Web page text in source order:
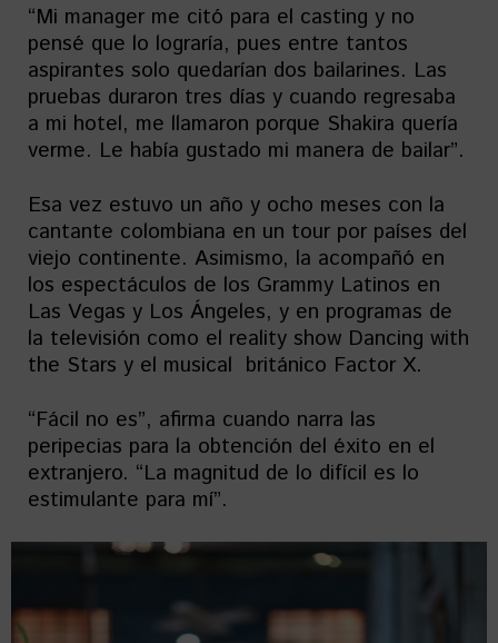
“Mi manager me citó para el casting y no
pensé que lo lograría, pues entre tantos
aspirantes solo quedarían dos bailarines. Las
pruebas duraron tres días y cuando regresaba
a mi hotel, me llamaron porque Shakira quería
verme. Le había gustado mi manera de bailar”.
Esa vez estuvo un año y ocho meses con la
cantante colombiana en un tour por países del
viejo continente. Asimismo, la acompañó en
los espectáculos de los Grammy Latinos en
Las Vegas y Los Ángeles, y en programas de
la televisión como el reality show Dancing with
the Stars y el musical británico Factor X.
“Fácil no es”, afirma cuando narra las
peripecias para la obtención del éxito en el
extranjero. “La magnitud de lo difícil es lo
estimulante para mí”.